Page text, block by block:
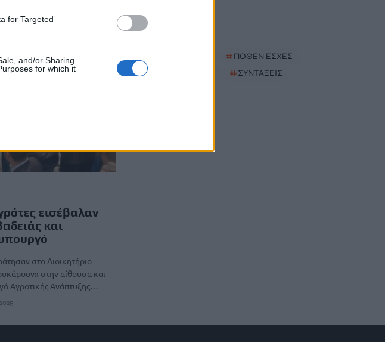
for Targeted
and/or Sharing
for which it
εισέβαλαν
και
στο Διοικητήριο
στην αίθουσα και
Αγροτικής Ανάπτυξης…
#ΠΟΘΕΝ ΕΣΧΕΣ
#ΣΥΝΤΑΞΕΙΣ